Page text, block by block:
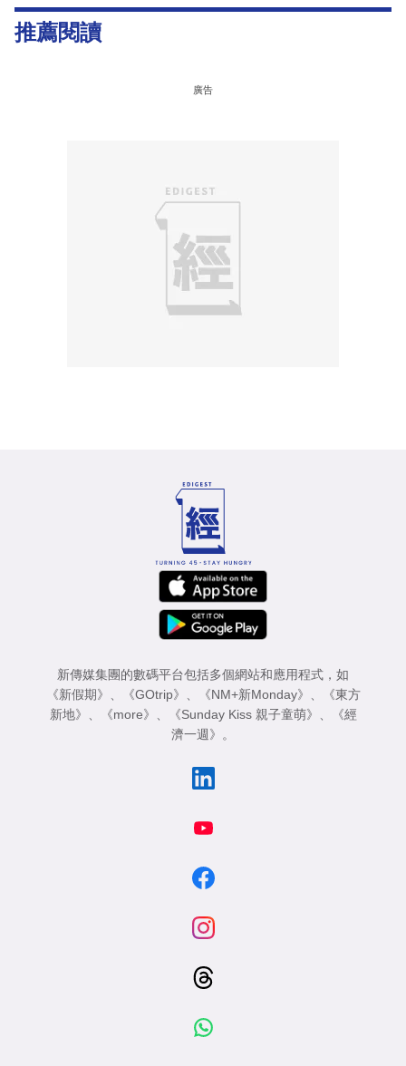
推薦閱讀
廣告
新傳媒集團的數碼平台包括多個網站和應用程式，如
《新假期》
《GOtrip》 《NM+新Monday》
《東方
新地》
《more》 《Sunday Kiss 親子童萌》
《經
濟一週》
。